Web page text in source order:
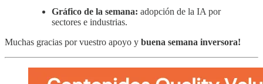
Gráfico de la semana: adopción de la IA por
sectores e industrias.
Muchas gracias por vuestro apoyo y buena semana inversora!